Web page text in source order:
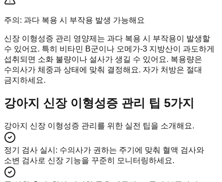
주의: 과다 복용 시 부작용 발생 가능해요
신장 이형성증 관리 영양제는 과다 복용 시 부작용이 발생할
수 있어요. 특히 비타민 B군이나 오메가-3 지방산이 과도하게
섭취되면 소화 불량이나 설사가 생길 수 있어요. 복용량은
수의사가 체중과 상태에 맞춰 결정해요. 자가 처방은 절대
금지하세요.
강아지 신장 이형성증 관리 팁 5가지
강아지 신장 이형성증 관리를 위한 실전 팁을 소개해요.
정기 검사 실시 : 수의사가 권하는 주기에 맞춰 혈액 검사와
소변 검사로 신장 기능을 꾸준히 모니터링하세요.